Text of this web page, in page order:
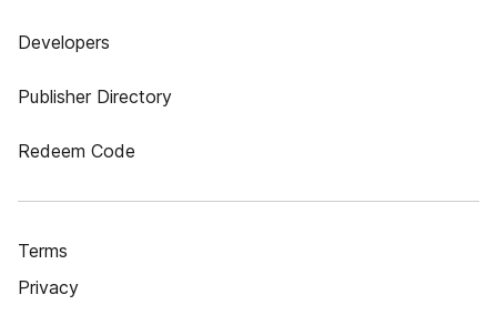
Developers
Publisher Directory
Redeem Code
Terms
Privacy